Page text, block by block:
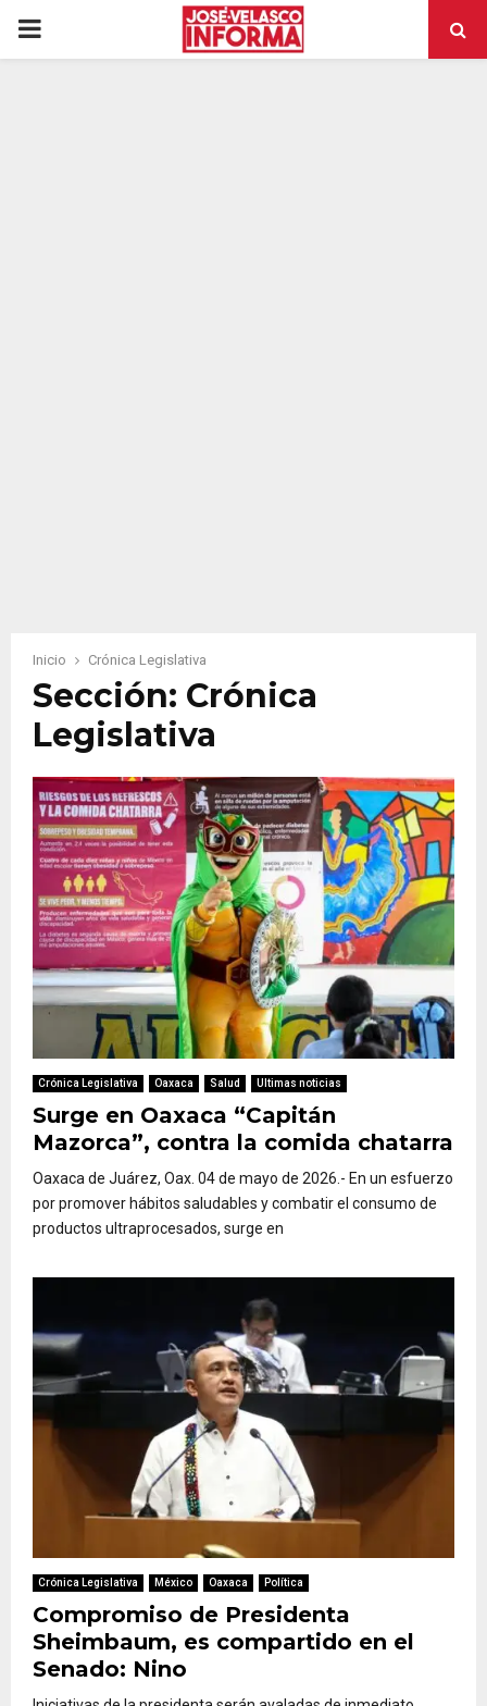
PRIMARY
Inicio Crónica Legislativa
Sección: Crónica
Legislativa
Crónica Legislativa Oaxaca Salud Ultimas noticias
Surge en Oaxaca “Capitán
Mazorca”, contra la comida chatarra
Oaxaca de Juárez, Oax. 04 de mayo de 2026.- En un esfuerzo
por promover hábitos saludables y combatir el consumo de
productos ultraprocesados, surge en
Crónica Legislativa México Oaxaca Política
Compromiso de Presidenta
Sheimbaum, es compartido en el
Senado: Nino